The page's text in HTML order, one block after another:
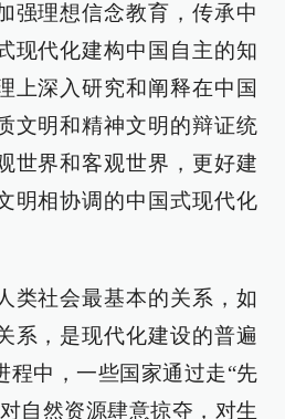
强理想信念教育，传承中
现代化建构中国自主的知
上深入研究和阐释在中国
文明和精神文明的辩证统
世界和客观世界，更好建
明相协调的中国式现代化
类社会最基本的关系，如
系，是现代化建设的普遍
程中，一些国家通过走“先
自然资源肆意掠夺，对生